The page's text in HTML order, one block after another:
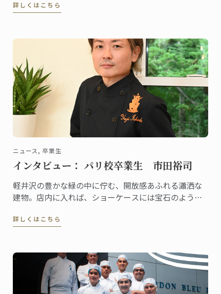
既に評判、地元客はもちろん、遠くから足を延ばす人
詳しくはこちら
ニュース, 卒業生
インタビュー： パリ校卒業生 市田裕司
軽井沢の豊かな緑の中に佇む、開放感あふれる瀟洒な
建物。店内に入れば、ショーケースには宝石のように
誘います。
詳しくはこちら